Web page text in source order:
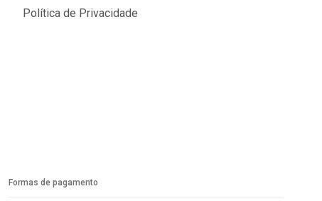
Política de Privacidade
Formas de pagamento